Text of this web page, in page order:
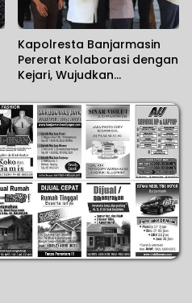
Kapolresta Banjarmasin
Pererat Kolaborasi dengan
Kejari, Wujudkan
Solid